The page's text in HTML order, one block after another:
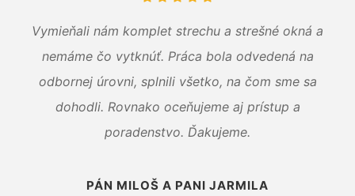
Vymieňali nám komplet strechu a strešné okná a
nemáme čo vytknúť. Práca bola odvedená na
odbornej úrovni, splnili všetko, na čom sme sa
dohodli. Rovnako oceňujeme aj prístup a
poradenstvo. Ďakujeme.
PÁN MILOŠ A PANI JARMILA